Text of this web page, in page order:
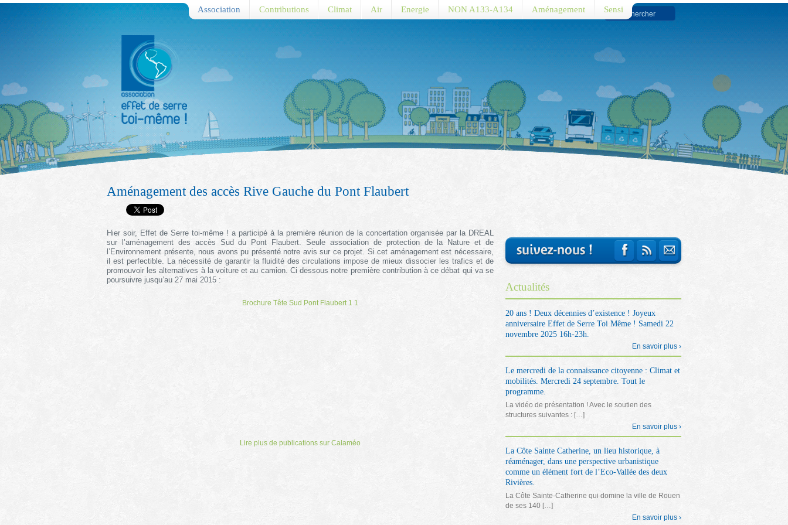
Association Contributions Climat Air Energie NON A133-A134 Aménagement Sensi
Aménagement des accès Rive Gauche du Pont Flaubert
Hier soir, Effet de Serre toi-même ! a participé à la première réunion de la concertation organisée par la DREAL
sur l’aménagement des accès Sud du Pont Flaubert. Seule association de protection de la Nature et de
l’Environnement présente, nous avons pu présenté notre avis sur ce projet. Si cet aménagement est nécessaire,
il est perfectible. La nécessité de garantir la fluidité des circulations impose de mieux dissocier les trafics et de
promouvoir les alternatives à la voiture et au camion. Ci dessous notre première contribution à ce débat qui va se
poursuivre jusqu’au 27 mai 2015 :
Brochure Tête Sud Pont Flaubert 1 1
Lire plus de publications sur Calaméo
Actualités
20 ans ! Deux décennies d’existence ! Joyeux
anniversaire Effet de Serre Toi Même ! Samedi 22
novembre 2025 16h-23h.
En savoir plus ›
Le mercredi de la connaissance citoyenne : Climat et
mobilités. Mercredi 24 septembre. Tout le
programme.
La vidéo de présentation ! Avec le soutien des
structures suivantes : […]
En savoir plus ›
La Côte Sainte Catherine, un lieu historique, à
réaménager, dans une perspective urbanistique
comme un élément fort de l’Eco-Vallée des deux
Rivières.
La Côte Sainte-Catherine qui domine la ville de Rouen
de ses 140 […]
En savoir plus ›